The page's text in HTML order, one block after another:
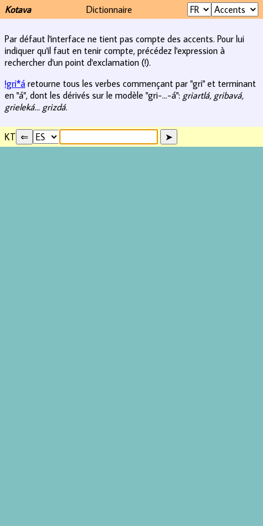
Kotava Dictionnaire
Par défaut l'interface ne tient pas compte des accents. Pour lui
indiquer qu'il faut en tenir compte, précédez l'expression à
rechercher d'un point d'exclamation (!).
!gri*á retourne tous les verbes commençant par "gri" et terminant
en "á", dont les dérivés sur le modèle "gri-...-á": griartlá, gribavá,
grieleká... grizdá.
KT